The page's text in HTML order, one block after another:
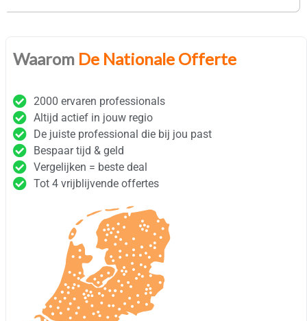
Waarom De Nationale Offerte
2000 ervaren professionals
Altijd actief in jouw regio
De juiste professional die bij jou past
Bespaar tijd & geld
Vergelijken = beste deal
Tot 4 vrijblijvende offertes